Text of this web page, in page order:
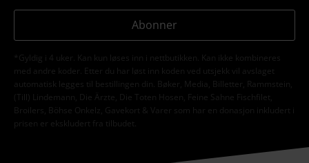
Abonner
*Gyldig i 4 uker. Kan kun løses inn i nettbutikken. Kan ikke kombineres
med andre koder. Etter du har løst inn koden ved utsjekk vil avslaget
automatisk legges til bestillingen din. Bøker, Media, Billetter, Rammstein,
(Till) Lindemann, Die Ärzte, Die Toten Hosen, Feine Sahne Fischfilet,
Broilers, Böhse Onkelz, Gavekort & Varer som har en donasjon inkludert i
prisen er ekskludert fra tilbudet.